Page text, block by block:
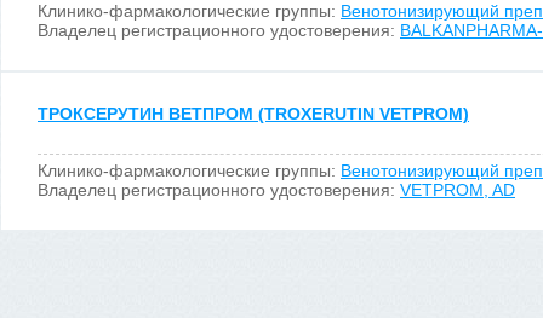
Клинико-фармакологические группы: Венотонизирующий
Владелец регистрационного удостоверения:
ТРОКСЕРУТИН ВЕТПРОМ (TROXERUTIN VETPROM)
Клинико-фармакологические группы: Венотонизирующий
Владелец регистрационного удостоверения: VETPROM, AD